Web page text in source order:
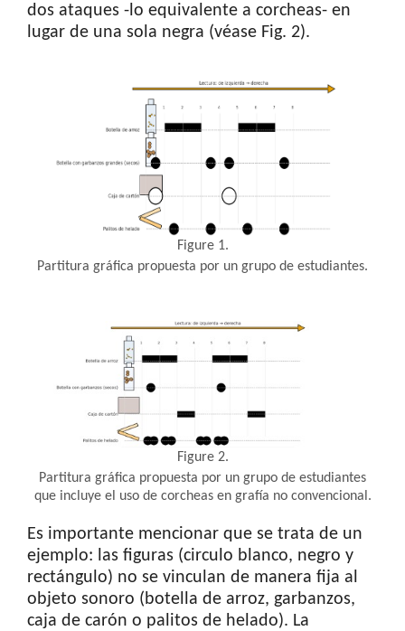
dos ataques -lo equivalente a corcheas- en
lugar de una sola negra (véase Fig. 2).
Figure 1.
Partitura gráfica propuesta por un grupo de estudiantes.
Figure 2.
Partitura gráfica propuesta por un grupo de estudiantes
que incluye el uso de corcheas en grafía no convencional.
Es importante mencionar que se trata de un
ejemplo: las figuras (circulo blanco, negro y
rectángulo) no se vinculan de manera fija al
objeto sonoro (botella de arroz, garbanzos,
caja de carón o palitos de helado). La